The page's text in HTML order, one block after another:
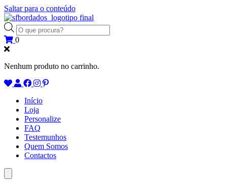
Saltar para o conteúdo
Products
search
0
Nenhum produto no carrinho.
Início
Loja
Personalize
FAQ
Testemunhos
Quem Somos
Contactos